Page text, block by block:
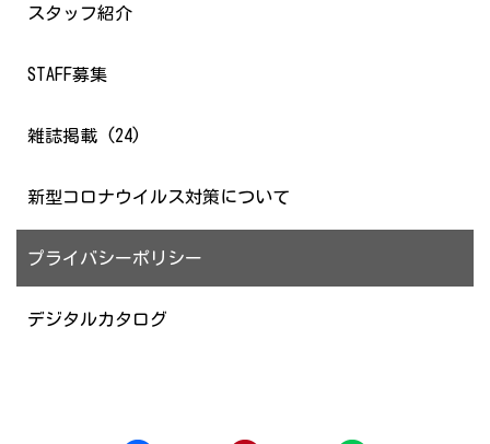
スタッフ紹介
STAFF募集
雑誌掲載 (24)
新型コロナウイルス対策について
プライバシーポリシー
デジタルカタログ